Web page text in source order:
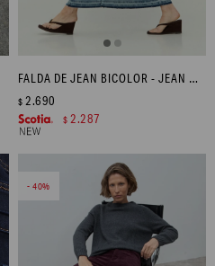
FALDA DE JEAN BICOLOR - JEAN MEDIO
$ 2.690
$ 2.287
40